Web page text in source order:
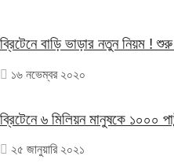
ব্রিটেনে বাড়ি ভাড়ার নতুন নিয়ম !
১৬ নভেম্বর ২০২০
ব্রিটেনে ৬ মিলিয়ন মানুষকে ১০০০
২৫ জানুয়ারি ২০২১